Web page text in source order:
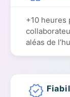
+10 heures
aléas de